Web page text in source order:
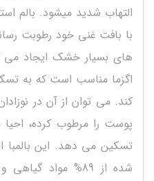
با بافت غنی خود رطوبت
های بسیار خشک ایجاد
اگزما مناسب است که به
کند. می توان از آن در
پوست را مرطوب کرده،
تسکین می دهد. این
شده از 89% مواد